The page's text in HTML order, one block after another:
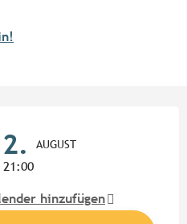
AUGUST
21:00
hinzufügen